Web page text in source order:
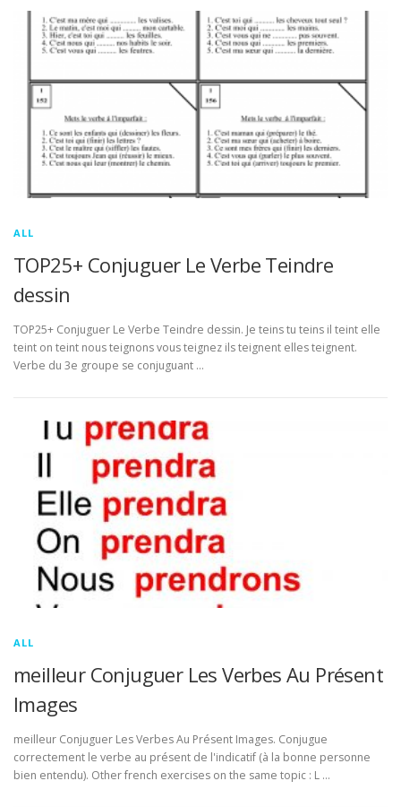
ALL
TOP25+ Conjuguer Le Verbe Teindre
dessin
TOP25+ Conjuguer Le Verbe Teindre dessin. Je teins tu teins il teint elle
teint on teint nous teignons vous teignez ils teignent elles teignent.
Verbe du 3e groupe se conjuguant …
ALL
meilleur Conjuguer Les Verbes Au Présent
Images
meilleur Conjuguer Les Verbes Au Présent Images. Conjugue
correctement le verbe au présent de l'indicatif (à la bonne personne
bien entendu). Other french exercises on the same topic : L …